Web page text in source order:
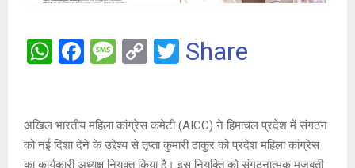
W
s
A
F
b
o
M
a
g
C
Li
n
T
er
Share
अखिल भारतीय महिला कांग्रेस कमेटी (AICC) ने हिमाचल प्रदेश में संगठन
को नई दिशा देने के उद्देश्य से तृप्ता कुमारी ठाकुर को प्रदेश महिला कांग्रेस
का कार्यकारी अध्यक्ष नियुक्त किया है। इस नियुक्ति को संगठनात्मक मजबूती